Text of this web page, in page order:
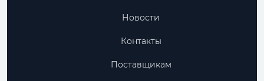
Новости
Контакты
Поставщикам